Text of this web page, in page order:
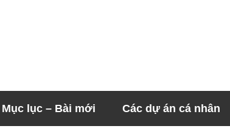
Mục lục – Bài mới Các dự án cá nhân